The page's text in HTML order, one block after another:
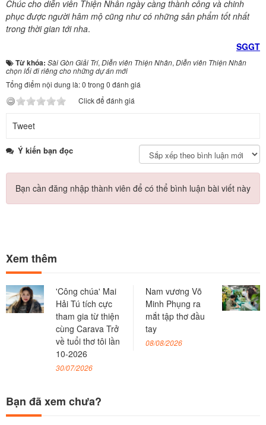
Chúc cho diễn viên Thiện Nhân ngày càng thành công và chinh
phục được người hâm mộ cũng như có những sản phẩm tốt nhất
trong thời gian tới nha.
SGGT
Từ khóa: Sài Gòn Giải Trí, Diễn viên Thiện Nhân, Diễn viên Thiện Nhân
chọn lối đi riêng cho những dự án mới
Tổng điểm nội dung là: 0 trong 0 đánh giá
Click để đánh giá
Tweet
Ý kiến bạn đọc
Bạn cần đăng nhập thành viên để có thể bình luận bài viết này
Xem thêm
'Công chúa' Mai
Hải Tú tích cực
tham gia từ thiện
cùng Carava Trở
về tuổi thơ tôi lần
10-2026
30/07/2026
Nam vương Võ
Minh Phụng ra
mắt tập thơ đầu
tay
08/08/2026
Bạn đã xem chưa?